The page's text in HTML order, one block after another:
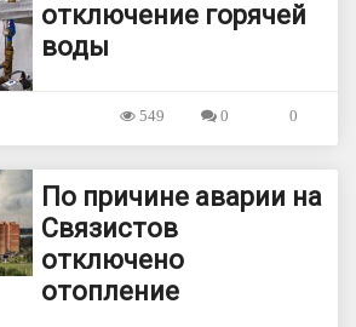
отключение горячей
воды
0
0
549
По причине аварии на
Связистов
отключено
отопление